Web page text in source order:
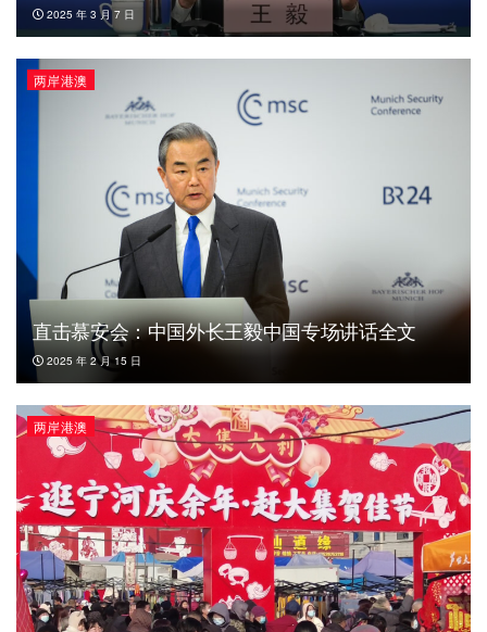
2025 年 3 月 7 日
两岸港澳
直击慕安会：中国外长王毅中国专场讲话全文
2025 年 2 月 15 日
两岸港澳